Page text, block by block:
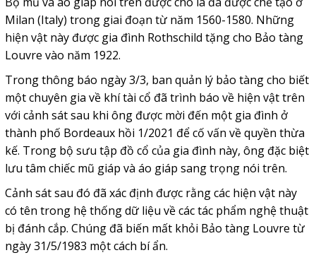
Milan (Italy) trong giai đoạn từ năm 1560-1580. Những
hiện vật này được gia đình Rothschild tặng cho Bảo tàng
Louvre vào năm 1922.
Trong thông báo ngày 3/3, ban quản lý bảo tàng cho biết
một chuyên gia về khí tài cổ đã trình báo về hiện vật trên
với cảnh sát sau khi ông được mời đến một gia đình ở
thành phố Bordeaux hồi 1/2021 để cố vấn về quyền thừa
kế. Trong bộ sưu tập đồ cổ của gia đình này, ông đặc biệt
lưu tâm chiếc mũ giáp và áo giáp sang trọng nói trên.
Cảnh sát sau đó đã xác định được rằng các hiện vật này
có tên trong hệ thống dữ liệu về các tác phẩm nghệ thuật
bị đánh cắp. Chúng đã biến mất khỏi Bảo tàng Louvre từ
ngày 31/5/1983 một cách bí ẩn.